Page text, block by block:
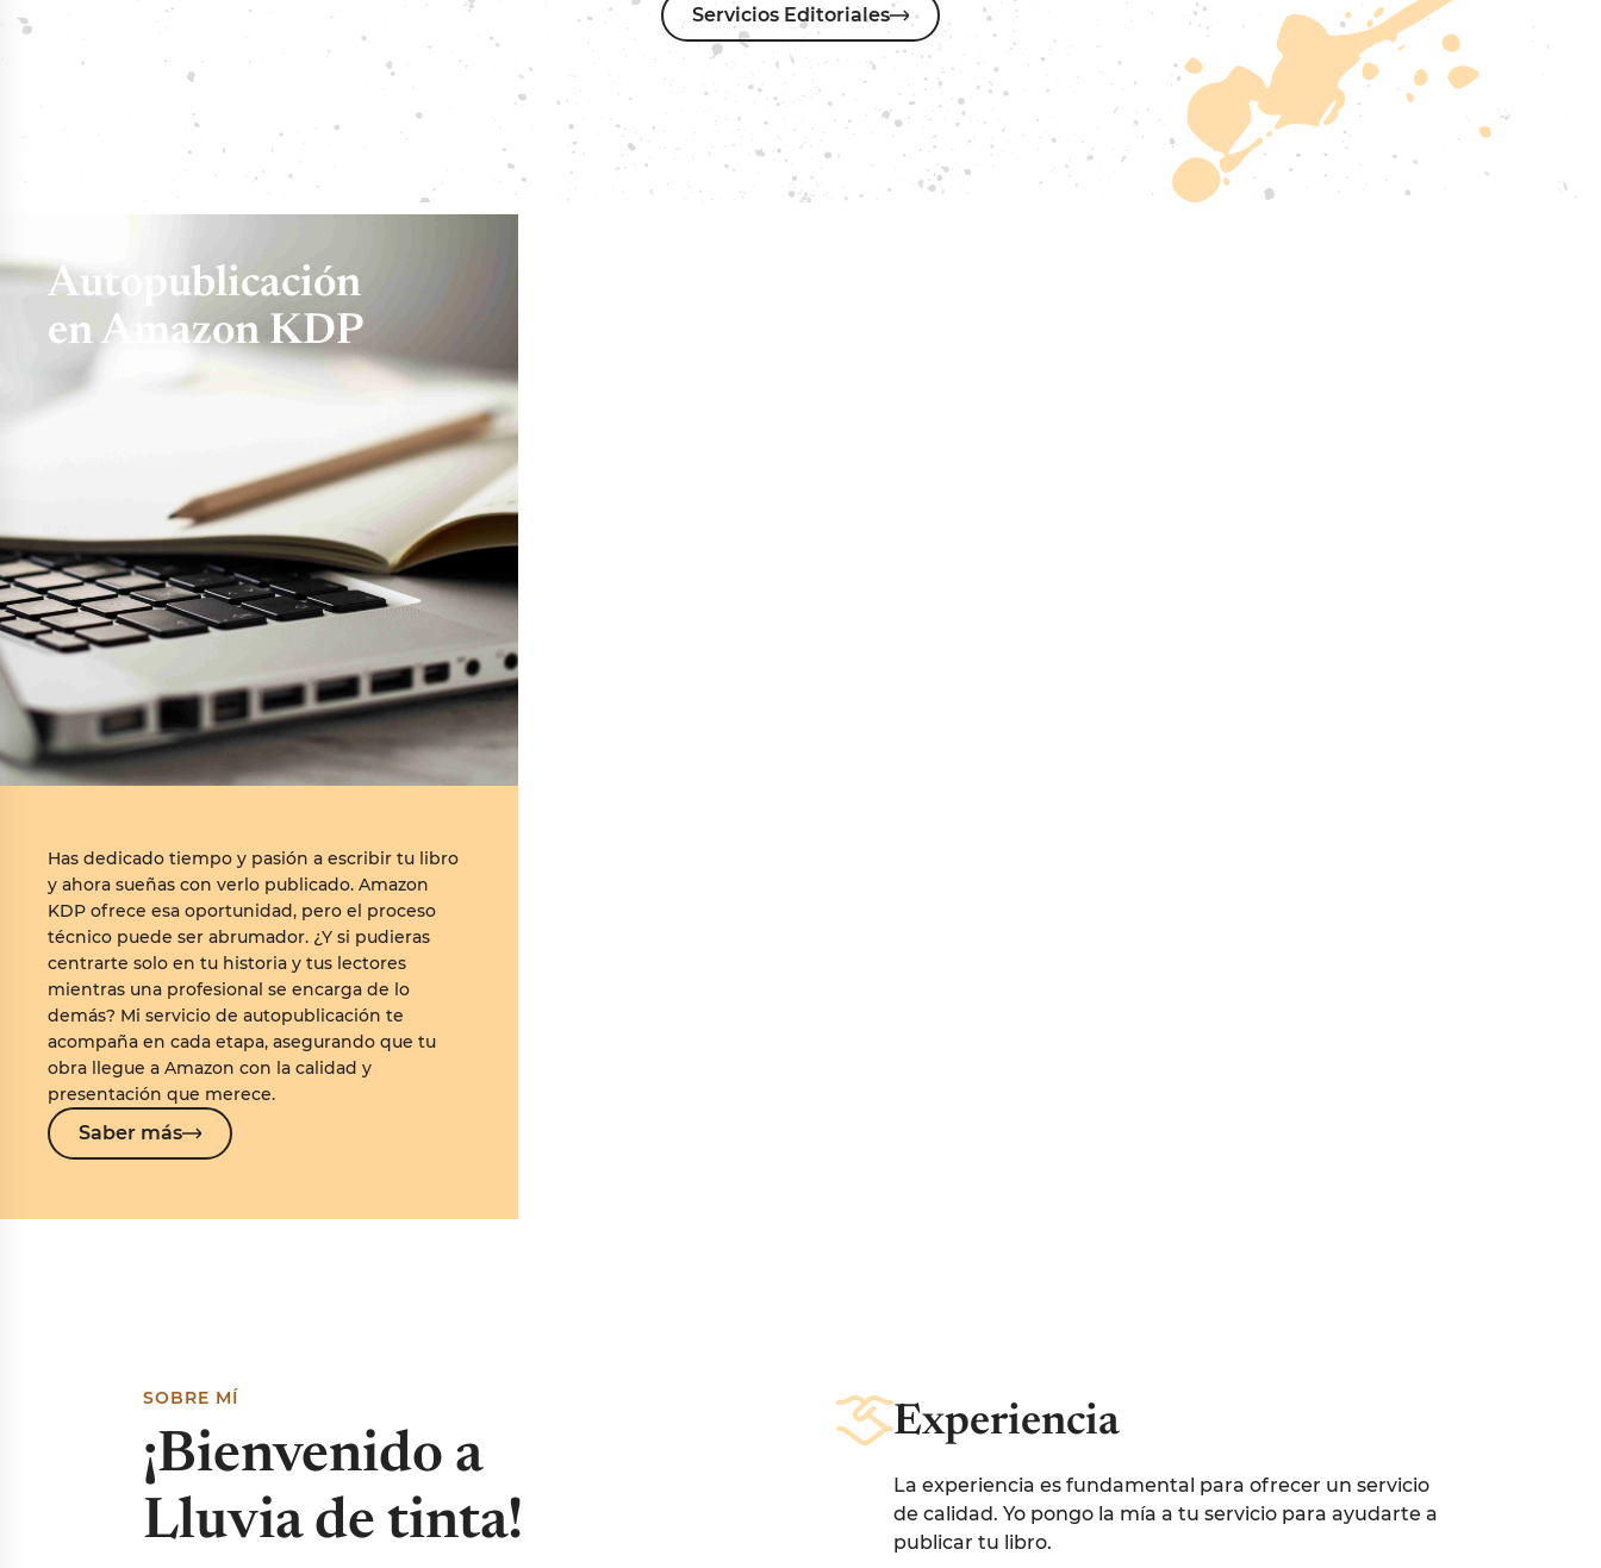
Servicios Editoriales
Autopublicación
en Amazon KDP
Has dedicado tiempo y pasión a escribir tu libro
y ahora sueñas con verlo publicado. Amazon
KDP ofrece esa oportunidad, pero el proceso
técnico puede ser abrumador. ¿Y si pudieras
centrarte solo en tu historia y tus lectores
mientras una profesional se encarga de lo
demás? Mi servicio de autopublicación te
acompaña en cada etapa, asegurando que tu
obra llegue a Amazon con la calidad y
presentación que merece.
Saber más
SOBRE MÍ
¡Bienvenido a
Lluvia de tinta!
Experiencia
La experiencia es fundamental para ofrecer un servicio
de calidad. Yo pongo la mía a tu servicio para ayudarte a
publicar tu libro.